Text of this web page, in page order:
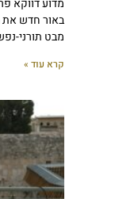
מדוע דווקא
באור חדש את
מבט תורני-
קרא עוד »